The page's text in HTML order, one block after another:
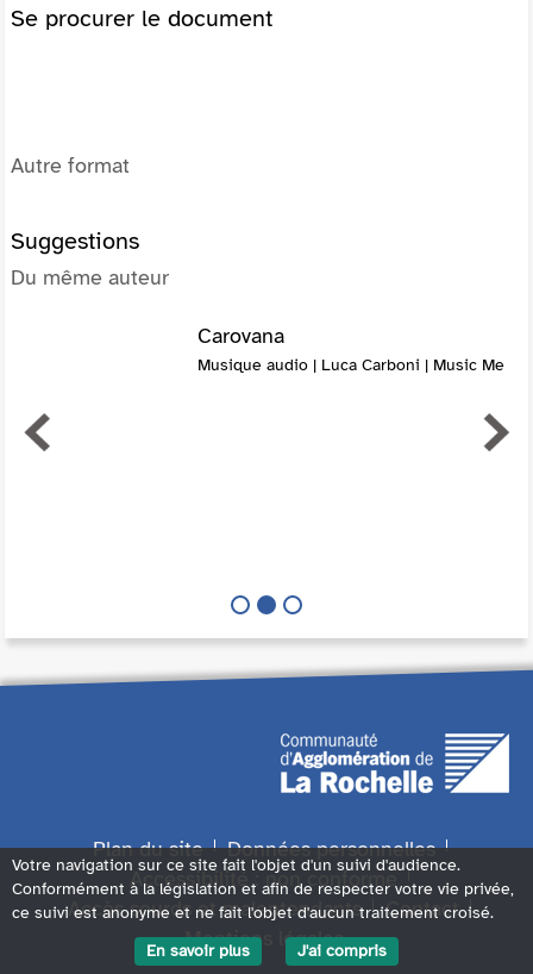
Se procurer le document
Autre format
Suggestions
Du même auteur
Carovana
Musique audio | Luca Carboni | Music Me
Plan du site
Données personnelles
Accessibilité : non conforme
Accès sourds et malentendants
Contact
Mentions légales
Votre navigation sur ce site fait l'objet d'un suivi d'audience.
Conformément à la législation et afin de respecter votre vie privée,
ce suivi est anonyme et ne fait l'objet d'aucun traitement croisé.
En savoir plus
J'ai compris